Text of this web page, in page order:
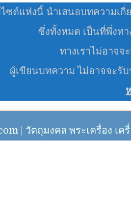
ไซต์แห่งนี้ นำเสนอบทความเกี่
ซึ่งทั้งหมด เป็นที่พึ่งท
ทางเราไม่อาจจ
ผู้เขียนบทความ ไม่อาจจะรั
| วัตถุมงคล พระเครื่อง เครื่